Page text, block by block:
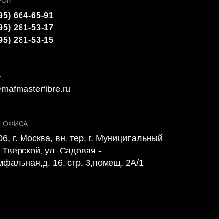
664-65-91
281-53-17
281-53-15
ОФИСА
г. Москва, вн. тер. г. Муниципальный
Тверской, ул. Садовая -
16, стр. 3,помещ. 2А/1